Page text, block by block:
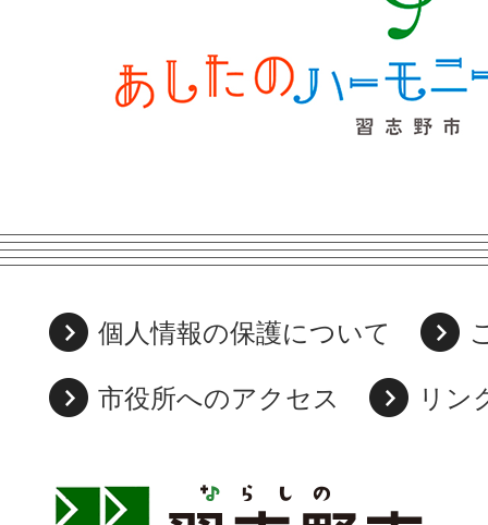
個人情報の保護について
市役所へのアクセス
リン
習